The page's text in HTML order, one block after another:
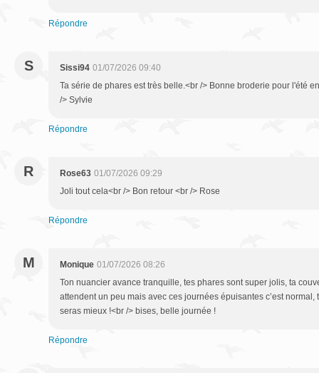
Répondre
S Sissi94 01/07/2026 09:40
Ta série de phares est très belle.<br /> Bonne broderie pour l'été
/> Sylvie
Répondre
R Rose63 01/07/2026 09:29
Joli tout cela<br /> Bon retour <br /> Rose
Répondre
M Monique 01/07/2026 08:26
Ton nuancier avance tranquille, tes phares sont super jolis, ta
attendent un peu mais avec ces journées épuisantes c’est normal,
seras mieux !<br /> bises, belle journée !
Répondre